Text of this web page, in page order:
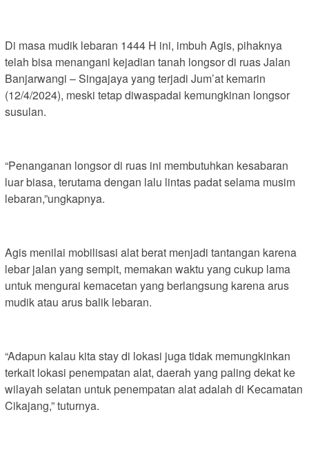
Di masa mudik lebaran 1444 H ini, imbuh Agis, pihaknya
telah bisa menangani kejadian tanah longsor di ruas Jalan
Banjarwangi – Singajaya yang terjadi Jum’at kemarin
(12/4/2024), meski tetap diwaspadai kemungkinan longsor
susulan.
“Penanganan longsor di ruas ini membutuhkan kesabaran
luar biasa, terutama dengan lalu lintas padat selama musim
lebaran,”ungkapnya.
Agis menilai mobilisasi alat berat menjadi tantangan karena
lebar jalan yang sempit, memakan waktu yang cukup lama
untuk mengurai kemacetan yang berlangsung karena arus
mudik atau arus balik lebaran.
“Adapun kalau kita stay di lokasi juga tidak memungkinkan
terkait lokasi penempatan alat, daerah yang paling dekat ke
wilayah selatan untuk penempatan alat adalah di Kecamatan
Cikajang,” tuturnya.